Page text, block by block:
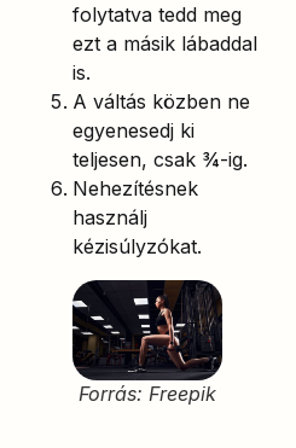
folytatva tedd meg
ezt a másik lábaddal
is.
A váltás közben ne
egyenesedj ki
teljesen, csak ¾-ig.
Nehezítésnek
használj
kézisúlyzókat.
Forrás: Freepik